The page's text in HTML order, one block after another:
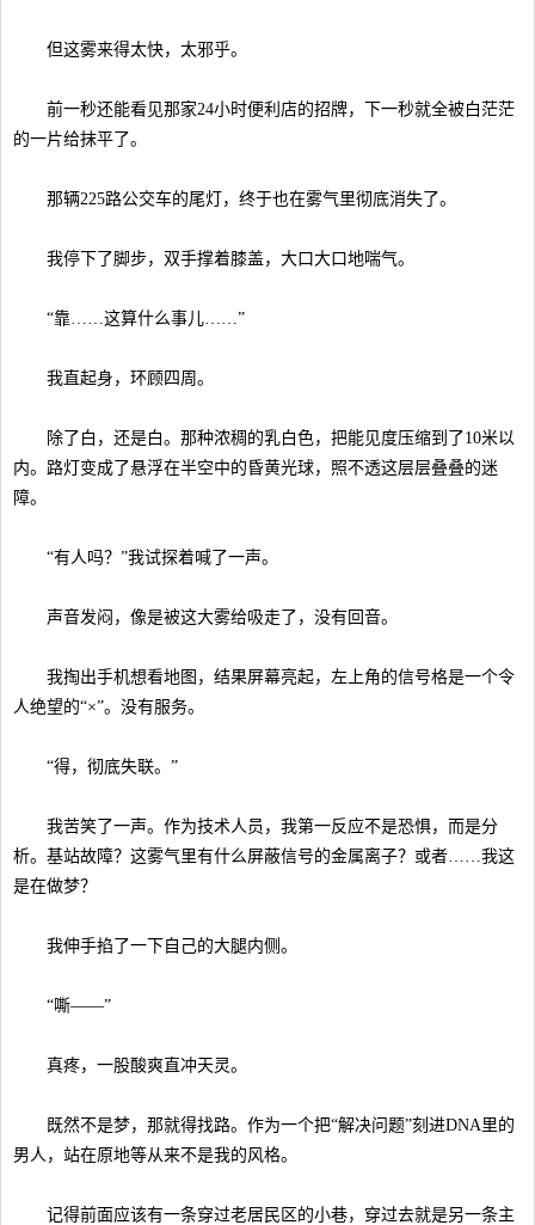
但这雾来得太快，太邪乎。
前一秒还能看见那家24小时便利店的招牌，下一秒就全被白茫茫
的一片给抹平了。
那辆225路公交车的尾灯，终于也在雾气里彻底消失了。
我停下了脚步，双手撑着膝盖，大口大口地喘气。
“靠……这算什么事儿……”
我直起身，环顾四周。
除了白，还是白。那种浓稠的乳白色，把能见度压缩到了10米以
内。路灯变成了悬浮在半空中的昏黄光球，照不透这层层叠叠的迷
障。
“有人吗？”我试探着喊了一声。
声音发闷，像是被这大雾给吸走了，没有回音。
我掏出手机想看地图，结果屏幕亮起，左上角的信号格是一个令
人绝望的“×”。没有服务。
“得，彻底失联。”
我苦笑了一声。作为技术人员，我第一反应不是恐惧，而是分
析。基站故障？这雾气里有什么屏蔽信号的金属离子？或者……我这
是在做梦？
我伸手掐了一下自己的大腿内侧。
“嘶——”
真疼，一股酸爽直冲天灵。
既然不是梦，那就得找路。作为一个把“解决问题”刻进DNA里的
男人，站在原地等从来不是我的风格。
记得前面应该有一条穿过老居民区的小巷，穿过去就是另一条主